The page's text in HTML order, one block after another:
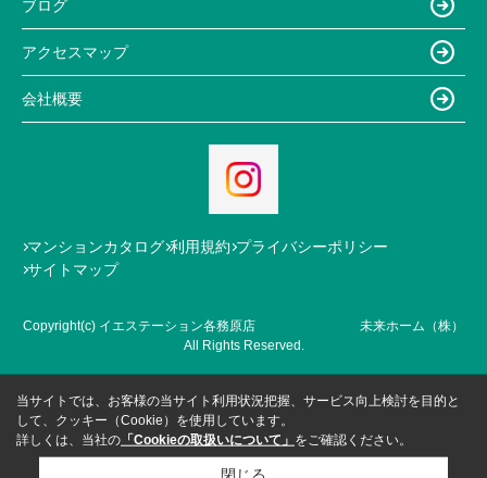
ブログ
アクセスマップ
会社概要
マンションカタログ 利用規約 プライバシーポリシー
サイトマップ
Copyright(c) イエステーション各務原店 未来ホーム（株）
All Rights Reserved.
当サイトでは、お客様の当サイト利用状況把握、サービス向上検討を目的と
して、クッキー（Cookie）を使用しています。
詳しくは、当社の 「Cookieの取扱いについて」 をご確認ください。
閉じる